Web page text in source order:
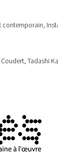
contemporain,
Tadashi